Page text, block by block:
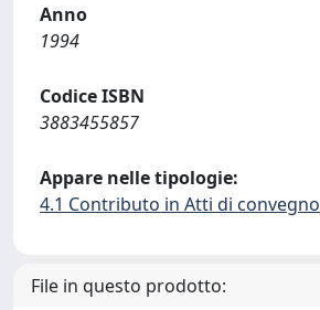
Anno
1994
Codice ISBN
3883455857
Appare nelle tipologie:
4.1 Contributo in Atti di convegno
File in questo prodotto: